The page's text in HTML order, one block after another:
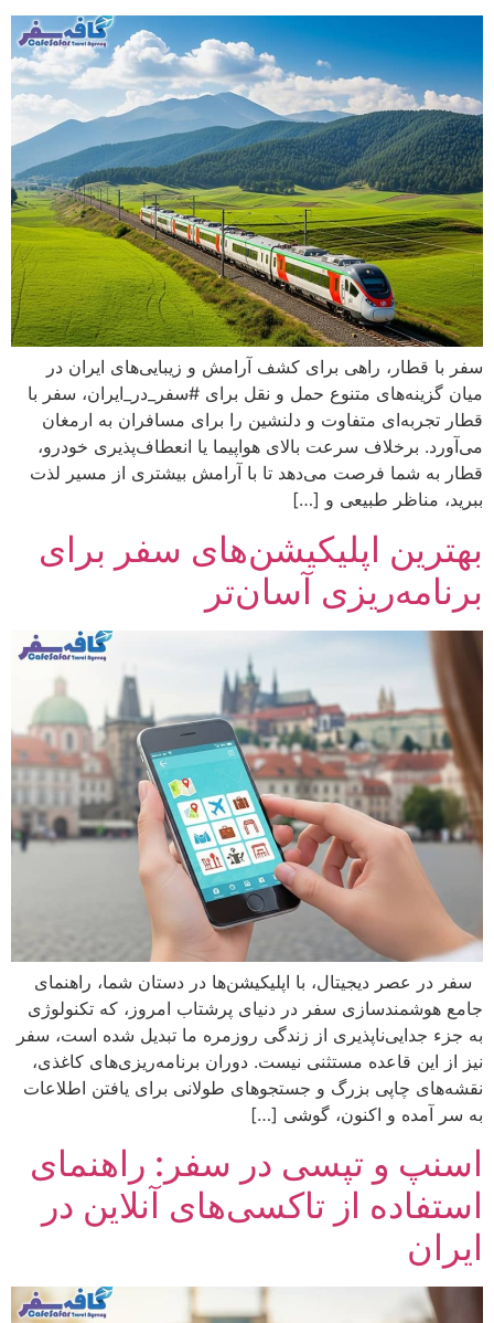
سفر با قطار، راهی برای کشف آرامش و زیبایی‌های ایران در
میان گزینه‌های متنوع حمل و نقل برای #سفر_در_ایران، سفر با
قطار تجربه‌ای متفاوت و دلنشین را برای مسافران به ارمغان
می‌آورد. برخلاف سرعت بالای هواپیما یا انعطاف‌پذیری خودرو،
قطار به شما فرصت می‌دهد تا با آرامش بیشتری از مسیر لذت
ببرید، مناظر طبیعی و […]
بهترین اپلیکیشن‌های سفر برای
برنامه‌ریزی آسان‌تر
سفر در عصر دیجیتال، با اپلیکیشن‌ها در دستان شما، راهنمای
جامع هوشمندسازی سفر در دنیای پرشتاب امروز، که تکنولوژی
به جزء جدایی‌ناپذیری از زندگی روزمره ما تبدیل شده است، سفر
نیز از این قاعده مستثنی نیست. دوران برنامه‌ریزی‌های کاغذی،
نقشه‌های چاپی بزرگ و جستجوهای طولانی برای یافتن اطلاعات
به سر آمده و اکنون، گوشی […]
اسنپ و تپسی در سفر: راهنمای
استفاده از تاکسی‌های آنلاین در
ایران